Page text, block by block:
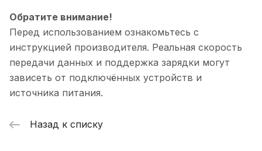
Обратите внимание!
Перед использованием ознакомьтесь с
инструкцией производителя. Реальная скорость
передачи данных и поддержка зарядки могут
зависеть от подключённых устройств и
источника питания.
Назад к списку